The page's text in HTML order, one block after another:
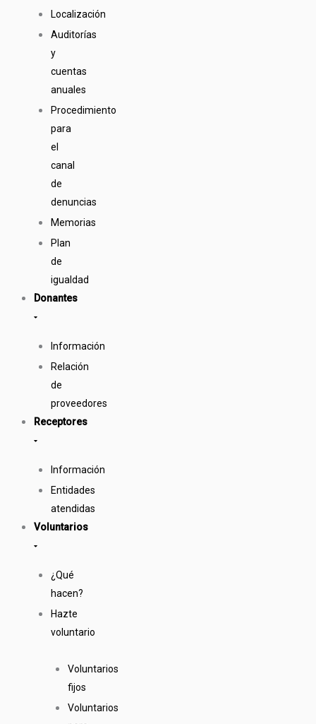
Localización
Auditorías
y
cuentas
anuales
Procedimiento
para
el
canal
de
denuncias
Memorias
Plan
de
igualdad
Donantes
Información
Relación
de
proveedores
Receptores
Información
Entidades
atendidas
Voluntarios
¿Qué
hacen?
Hazte
voluntario
Voluntarios
fijos
Voluntarios